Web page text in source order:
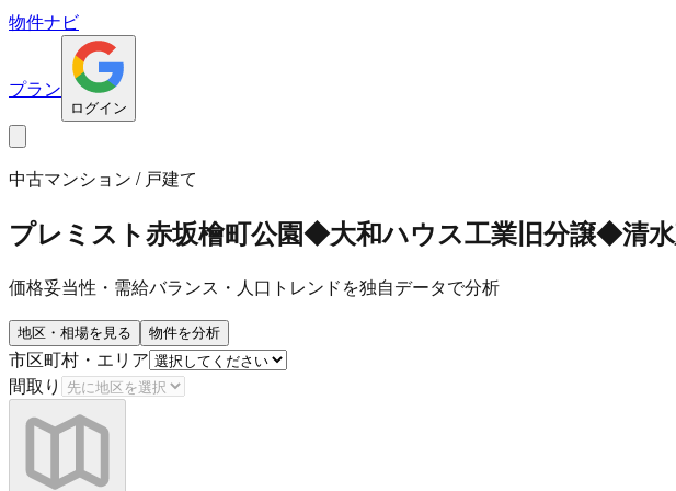
物件ナビ
プラン
ログイン
中古マンション / 戸建て
プレミスト赤坂檜町公園◆大和ハウス工業旧分譲◆清
価格妥当性・需給バランス・人口トレンドを独自データで分析
地区・相場を見る 物件を分析
市区町村・エリア
間取り